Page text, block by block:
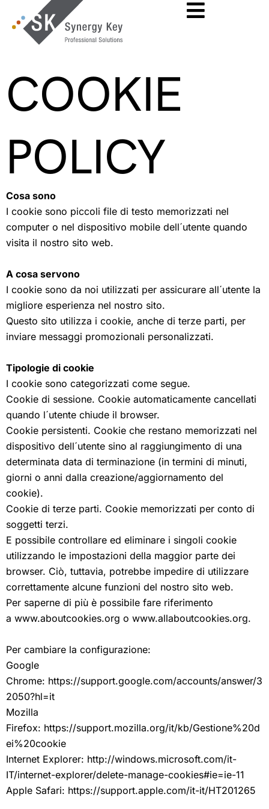
content
COOKIE
POLICY
Cosa sono
I cookie sono piccoli file di testo memorizzati nel
computer o nel dispositivo mobile dell´utente quando
visita il nostro sito web.
A cosa servono
I cookie sono da noi utilizzati per assicurare all´utente la
migliore esperienza nel nostro sito.
Questo sito utilizza i cookie, anche di terze parti, per
inviare messaggi promozionali personalizzati.
Tipologie di cookie
I cookie sono categorizzati come segue.
Cookie di sessione. Cookie automaticamente cancellati
quando l´utente chiude il browser.
Cookie persistenti. Cookie che restano memorizzati nel
dispositivo dell´utente sino al raggiungimento di una
determinata data di terminazione (in termini di minuti,
giorni o anni dalla creazione/aggiornamento del
cookie).
Cookie di terze parti. Cookie memorizzati per conto di
soggetti terzi.
E possibile controllare ed eliminare i singoli cookie
utilizzando le impostazioni della maggior parte dei
browser. Ciò, tuttavia, potrebbe impedire di utilizzare
correttamente alcune funzioni del nostro sito web.
Per saperne di più è possibile fare riferimento
a www.aboutcookies.org o www.allaboutcookies.org.
Per cambiare la configurazione:
Google
Chrome: https://support.google.com/accounts/answer/3
2050?hl=it
Mozilla
Firefox: https://support.mozilla.org/it/kb/Gestione%20d
ei%20cookie
Internet Explorer: http://windows.microsoft.com/it-
IT/internet-explorer/delete-manage-cookies#ie=ie-11
Apple Safari: https://support.apple.com/it-it/HT201265